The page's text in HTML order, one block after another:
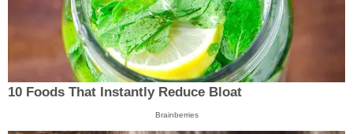
10 Foods That Instantly Reduce Bloat
Brainberries